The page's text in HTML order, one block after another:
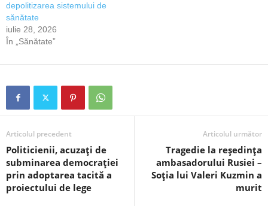
depolitizarea sistemului de
sănătate
iulie 28, 2026
În „Sănătate”
Articolul precedent
Politicienii, acuzați de
subminarea democrației
prin adoptarea tacită a
proiectului de lege
Articolul următor
Tragedie la reședința
ambasadorului Rusiei –
Soția lui Valeri Kuzmin a
murit